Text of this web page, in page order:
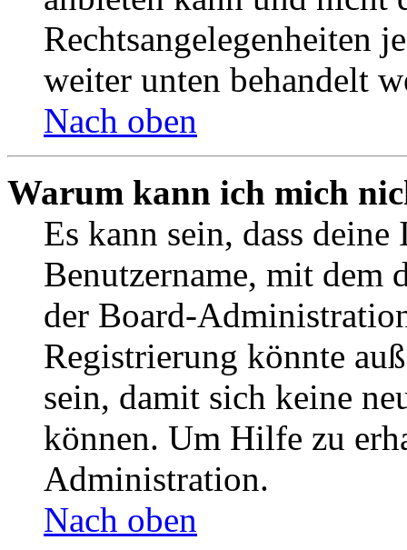
Rechtsangelegenheiten
weiter unten behandelt
Nach oben
Warum kann ich mich
Es kann sein, dass
Benutzername, mit dem
der Board-
Registrierung könnte
sein, damit sich keine
können. Um Hilfe zu
Administration.
Nach oben